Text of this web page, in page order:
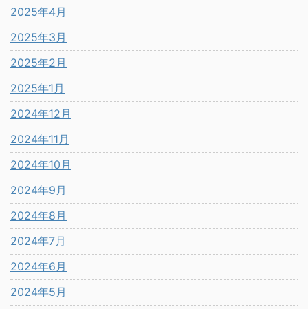
2025年4月
2025年3月
2025年2月
2025年1月
2024年12月
2024年11月
2024年10月
2024年9月
2024年8月
2024年7月
2024年6月
2024年5月